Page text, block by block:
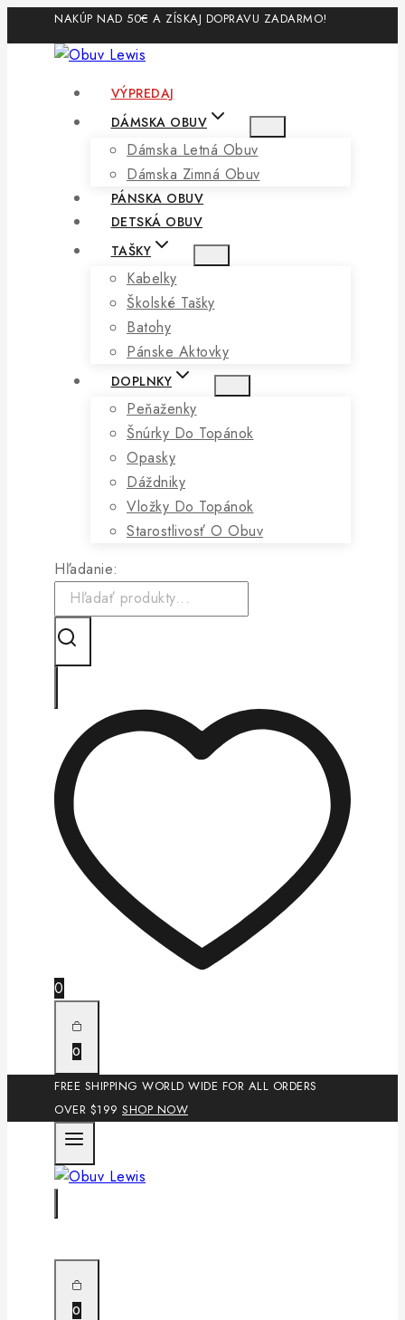
to
content
NAKÚP NAD 50€ A ZÍSKAJ DOPRAVU ZADARMO!
VÝPREDAJ
DÁMSKA OBUV
Dámska Letná Obuv
Dámska Zimná Obuv
PÁNSKA OBUV
DETSKÁ OBUV
TAŠKY
Kabelky
Školské Tašky
Batohy
Pánske Aktovky
DOPLNKY
Peňaženky
Šnúrky Do Topánok
Opasky
Dáždniky
Vložky Do Topánok
Starostlivosť O Obuv
Hľadanie:
0
0
FREE SHIPPING WORLD WIDE FOR ALL ORDERS
OVER $199 SHOP NOW
0